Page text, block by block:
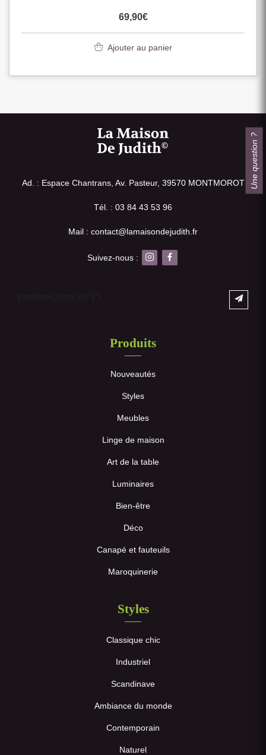
69,90€
Ajouter au panier
Ad. : Espace Chantrans, Av. Pasteur, 39570 MONTMOROT
Tél. : 03 84 43 53 96
Mail : contact@lamaisondejudith.fr
Suivez-nous :
Produits
Nouveautés
Styles
Meubles
Linge de maison
Art de la table
Luminaires
Bien-être
Déco
Canapé et fauteuils
Maroquinerie
Styles
Classique chic
Industriel
Scandinave
Ambiance du monde
Contemporain
Naturel
Une question ?